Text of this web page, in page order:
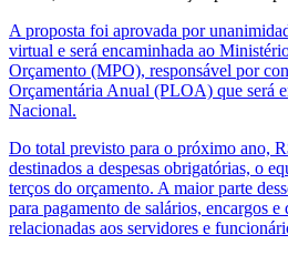
A proposta foi aprovada por
virtual e será encaminhada ao
Orçamento (MPO), responsável por
Orçamentária Anual (PLOA) que será
Nacional.
Do total previsto para o próximo ano,
destinados a despesas obrigatórias, o
terços do orçamento. A maior parte
para pagamento de salários, encargos e
relacionadas aos servidores e